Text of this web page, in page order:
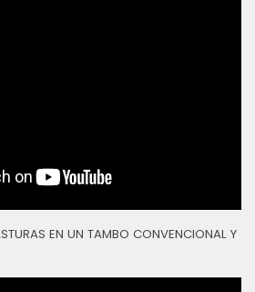
EN UN TAMBO CONVENCIONAL Y